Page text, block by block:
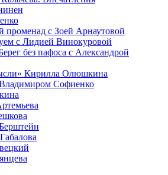
променад с Зоей Арнаутовой
с Лидией Винокуровой
без пафоса с Александрой
Кирилла Олюшкина
Владимиром Софиенко